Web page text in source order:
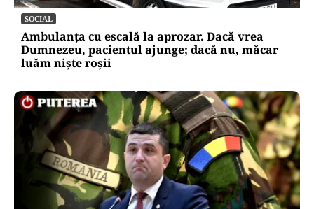
SOCIAL
Ambulanța cu escală la aprozar. Dacă vrea
Dumnezeu, pacientul ajunge; dacă nu, măcar
luăm niște roșii